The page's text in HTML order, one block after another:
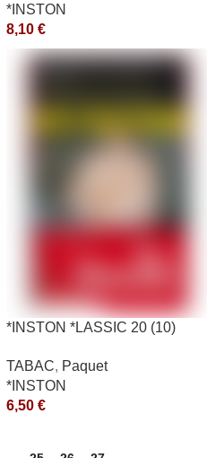
*INSTON
8,10 €
*INSTON *LASSIC 20 (10)
TABAC, Paquet
*INSTON
6,50 €